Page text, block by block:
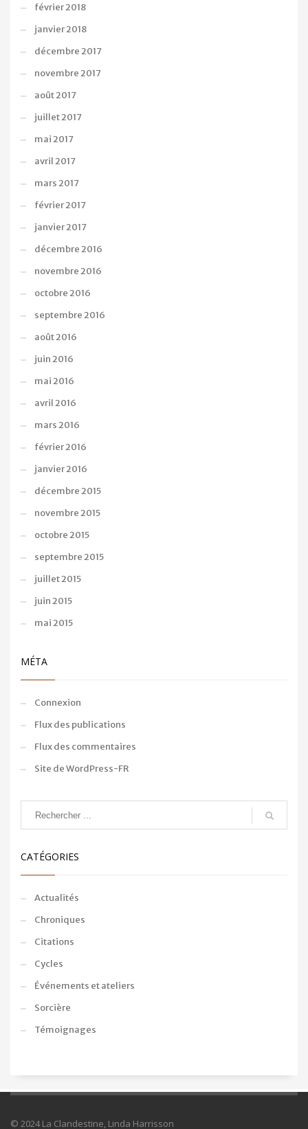
février 2018
janvier 2018
décembre 2017
novembre 2017
août 2017
juillet 2017
mai 2017
avril 2017
mars 2017
février 2017
janvier 2017
décembre 2016
novembre 2016
octobre 2016
septembre 2016
août 2016
juin 2016
mai 2016
avril 2016
mars 2016
février 2016
janvier 2016
décembre 2015
novembre 2015
octobre 2015
septembre 2015
juillet 2015
juin 2015
mai 2015
MÉTA
Connexion
Flux des publications
Flux des commentaires
Site de WordPress-FR
CATÉGORIES
Actualités
Chroniques
Citations
Cycles
Événements et ateliers
Sorcière
Témoignages
© 2024 La Clandestine, Linda Harrisson